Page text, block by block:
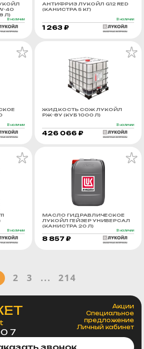
40
Л)
В наличии
АНТИФРИЗ ЛУКОЙЛ G12 RED
(КАНИСТРА 5 КГ)
В наличии
1 263 ₽
В наличии
ЖИДКОСТЬ СОЖ ЛУКОЙЛ
РЖ-8У (КУБ 1000 Л)
В наличии
426 066 ₽
В наличии
МАСЛО ГИДРАВЛИЧЕСКОЕ
ЛУКОЙЛ ГЕЙЗЕР УНИВЕРСАЛ
(КАНИСТРА 20 Л)
В наличии
8 857 ₽
2 3 ... 214
7
Акции
Специальное
предложение
Личный кабинет
звонок